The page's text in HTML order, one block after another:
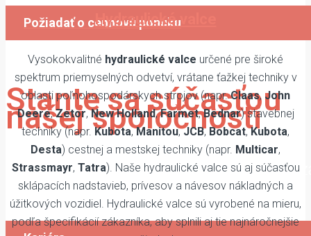
Požiadať o cennovú ponuku
Stante sa súčasťou
našej spoločnosti
Prezrite si naše voľné pozície a v prípade
nás kontaktujte.
Hydraulické valce
Vysokokvalitné hydraulické valce určené pre široké
spektrum priemyselných odvetví, vrátane ťažkej techniky v
oblasti poľnohospodárskych strojov (napr.Claas, John
Deere,Zetor,New Holland,Farmet,Bednar) stavebnej
techniky (napr. Kubota,Manitou,JCB, Bobcat,Kubota,
Desta) cestnej a mestskej techniky (napr. Multicar,
Strassmayr, Tatra). Naše hydraulické valce sú aj súčasťou
sklápacích nadstavieb, prívesov a návesov nákladných a
úžitkových vozidiel. Hydraulické valce sú vyrobené na mieru,
podľa špecifikácií zákazníka, aby splnili aj tie najnáročnejšie